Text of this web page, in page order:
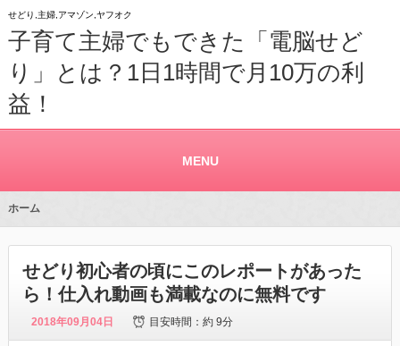
せどり,主婦,アマゾン,ヤフオク
子育て主婦でもできた「電脳せど
り」とは？1日1時間で月10万の利
益！
MENU
ホーム
せどり初心者の頃にこのレポートがあった
ら！仕入れ動画も満載なのに無料です
2018年09月04日 目安時間：約 9分